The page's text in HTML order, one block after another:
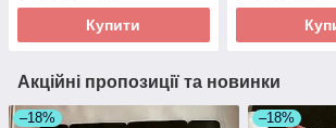
Купити
Акційні пропозиції та новинки
–18% –18%